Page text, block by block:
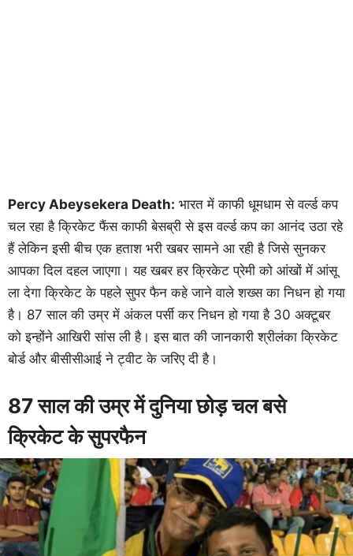
Percy Abeysekera Death: भारत में काफी धूमधाम से वर्ल्ड कप
चल रहा है क्रिकेट फैंस काफी बेसब्री से इस वर्ल्ड कप का आनंद उठा रहे
हैं लेकिन इसी बीच एक हताश भरी खबर सामने आ रही है जिसे सुनकर
आपका दिल दहल जाएगा। यह खबर हर क्रिकेट प्रेमी को आंखों में आंसू
ला देगा क्रिकेट के पहले सुपर फैन कहे जाने वाले शख्स का निधन हो गया
है। 87 साल की उम्र में अंकल पर्सी कर निधन हो गया है 30 अक्टूबर
को इन्होंने आखिरी सांस ली है। इस बात की जानकारी श्रीलंका क्रिकेट
बोर्ड और बीसीसीआई ने ट्वीट के जरिए दी है।
87 साल की उम्र में दुनिया छोड़ चल बसे
क्रिकेट के सुपरफैन